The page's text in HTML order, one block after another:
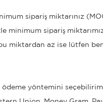
sipariş miktarınız
miktardan az ise lütfen
ödeme yöntemini